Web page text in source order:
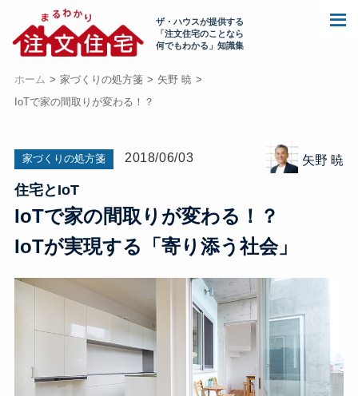
ザ・ハウスが提供する
「注文住宅のことなら
何でもわかる」知識集
ホーム 家づくりの処方箋
矢野 暁
IoTで家の間取りが変わる！？
家づくりの処方箋 2018/06/03 矢野 暁
住宅とIoT
IoTで家の間取りが変わる！？
IoTが実現する「寄り添う社会」